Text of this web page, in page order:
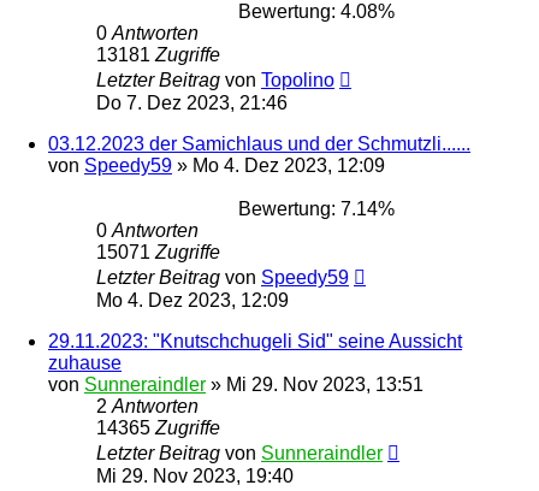
Bewertung: 4.08%
0 Antworten
13181 Zugriffe
Letzter Beitrag von Topolino
Do 7. Dez 2023, 21:46
03.12.2023 der Samichlaus und der Schmutzli......
von Speedy59 » Mo 4. Dez 2023, 12:09
Bewertung: 7.14%
0 Antworten
15071 Zugriffe
Letzter Beitrag von Speedy59
Mo 4. Dez 2023, 12:09
29.11.2023: "Knutschchugeli Sid" seine Aussicht
zuhause
von Sunneraindler » Mi 29. Nov 2023, 13:51
2 Antworten
14365 Zugriffe
Letzter Beitrag von Sunneraindler
Mi 29. Nov 2023, 19:40